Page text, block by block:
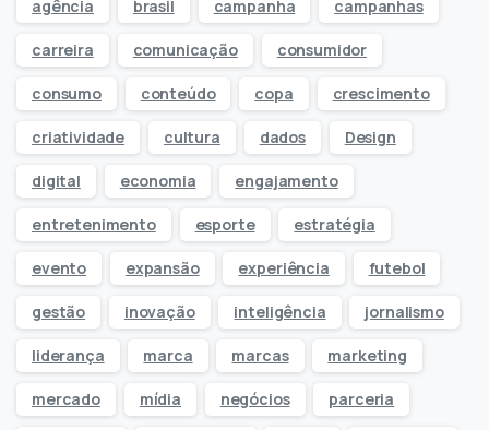
agência brasil campanha campanhas
carreira comunicação consumidor
consumo conteúdo copa crescimento
criatividade cultura dados Design
digital economia engajamento
entretenimento esporte estratégia
evento expansão experiência futebol
gestão inovação inteligência jornalismo
liderança marca marcas marketing
mercado mídia negócios parceria